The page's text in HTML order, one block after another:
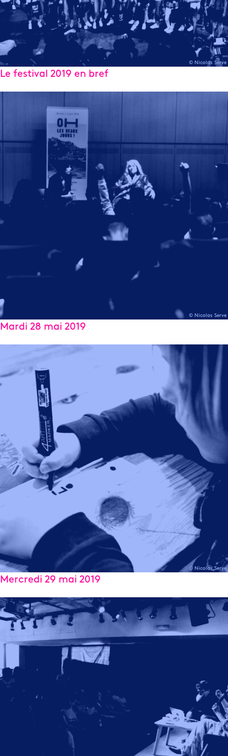
© Nicolas Serve
Le festival 2019 en bref
© Nicolas Serve
Mardi 28 mai 2019
© Nicolas Serve
Mercredi 29 mai 2019